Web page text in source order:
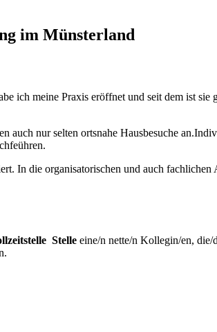
im Münsterland
meine Praxis eröffnet und seit dem ist sie
nur selten ortsnahe Hausbesuche
In die organisatorischen und auch
Stelle eine/n nette/n Kollegin/en,